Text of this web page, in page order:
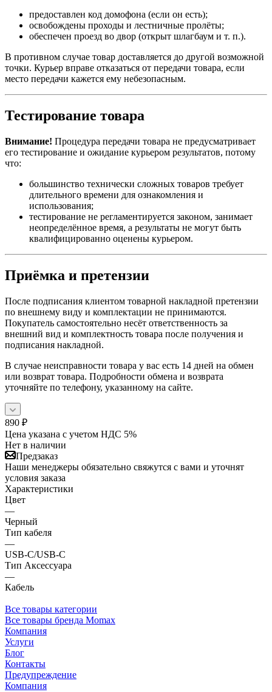
предоставлен код домофона (если он есть);
освобождены проходы и лестничные пролёты;
обеспечен проезд во двор (открыт шлагбаум и т. п.).
В противном случае товар доставляется до другой возможной
точки. Курьер вправе отказаться от передачи товара, если
место передачи кажется ему небезопасным.
Тестирование товара
Внимание! Процедура передачи товара не предусматривает
его тестирование и ожидание курьером результатов, потому
что:
большинство технически сложных товаров требует
длительного времени для ознакомления и
использования;
тестирование не регламентируется законом, занимает
неопределённое время, а результаты не могут быть
квалифицированно оценены курьером.
Приёмка и претензии
После подписания клиентом товарной накладной претензии
по внешнему виду и комплектации не принимаются.
Покупатель самостоятельно несёт ответственность за
внешний вид и комплектность товара после получения и
подписания накладной.
В случае неисправности товара у вас есть 14 дней на обмен
или возврат товара. Подробности обмена и возврата
уточняйте по телефону, указанному на сайте.
890 ₽
Цена указана с учетом НДС 5%
Нет в наличии
Предзаказ
Наши менеджеры обязательно свяжутся с вами и уточнят
условия заказа
Характеристики
Цвет
—
Черный
Тип кабеля
—
USB-C/USB-C
Тип Аксессуара
—
Кабель
Все товары категории
Все товары бренда Momax
Компания
Услуги
Блог
Контакты
Предупреждение
Компания